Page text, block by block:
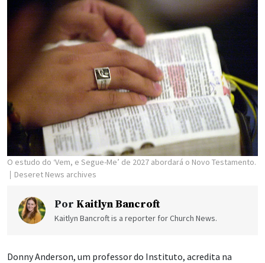
O estudo do ‘Vem, e Segue-Me’ de 2027 abordará o Novo Testamento.
Deseret News archives
Por Kaitlyn Bancroft
Kaitlyn Bancroft is a reporter for Church News.
Donny Anderson, um professor do Instituto, acredita na